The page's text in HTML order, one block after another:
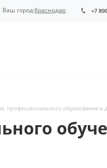
+7
Ваш город:Краснодар
профессионального образования